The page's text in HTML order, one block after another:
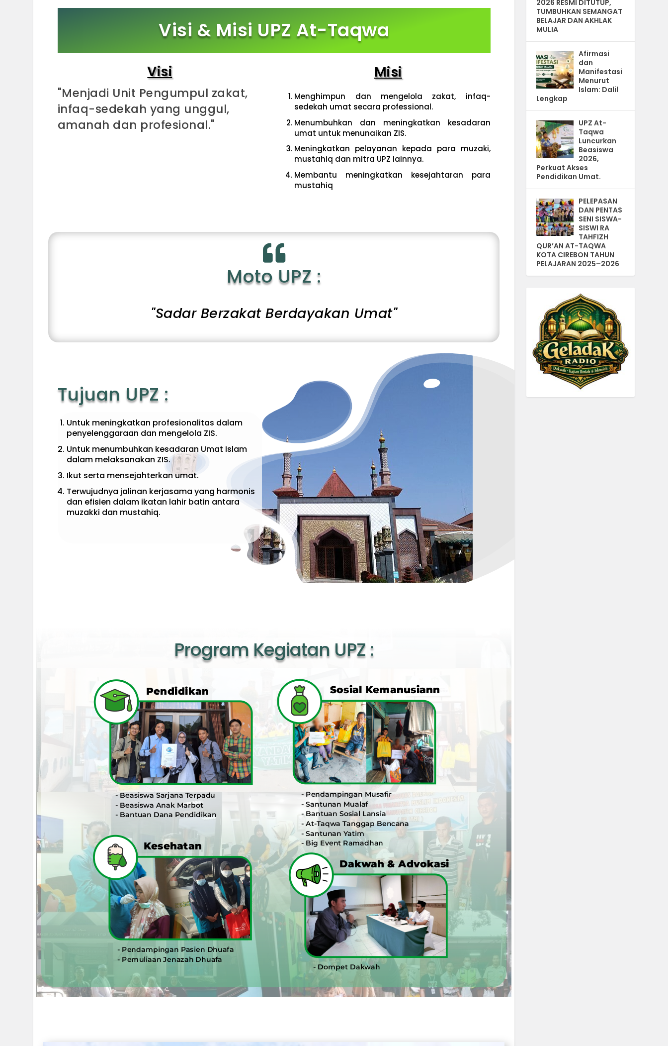
Visi & Misi UPZ At-Taqwa
Visi
"Menjadi Unit Pengumpul zakat,
infaq-sedekah yang unggul,
amanah dan profesional."
Misi
Menghimpun dan mengelola zakat, infaq-
sedekah umat secara professional.
Menumbuhkan dan meningkatkan kesadaran
umat untuk menunaikan ZIS.
Meningkatkan pelayanan kepada para muzaki,
mustahiq dan mitra UPZ lainnya.
Membantu meningkatkan kesejahtaran para
mustahiq

Moto UPZ :
"Sadar Berzakat Berdayakan Umat"
Tujuan UPZ :
Untuk meningkatkan profesionalitas dalam
penyelenggaraan dan mengelola ZIS.
Untuk menumbuhkan kesadaran Umat Islam
dalam melaksanakan ZIS.
Ikut serta mensejahterkan umat.
Terwujudnya jalinan kerjasama yang harmonis
dan efisien dalam ikatan lahir batin antara
muzakki dan mustahiq.
Program Kegiatan UPZ :
2026 RESMI DITUTUP,
TUMBUHKAN SEMANGAT
BELAJAR DAN AKHLAK
MULIA
Afirmasi
dan
Manifestasi
Menurut
Islam: Dalil
Lengkap
UPZ At-
Taqwa
Luncurkan
Beasiswa
2026,
Perkuat Akses
Pendidikan Umat.
PELEPASAN
DAN PENTAS
SENI SISWA-
SISWI RA
TAHFIZH
QUR’AN AT-TAQWA
KOTA CIREBON TAHUN
PELAJARAN 2025–2026